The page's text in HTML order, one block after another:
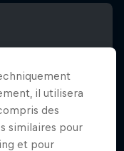
il utilisera
des
similaires pour
et pour